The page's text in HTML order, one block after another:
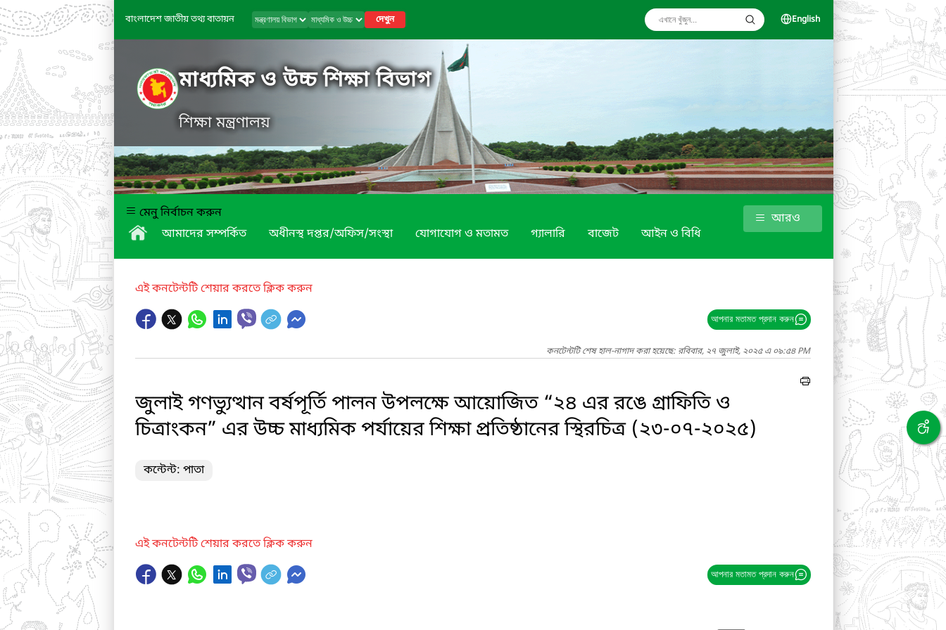
বাংলাদেশ জাতীয় তথ্য বাতায়ন দেখুন English
মাধ্যমিক ও উচ্চ শিক্ষা বিভাগ
শিক্ষা মন্ত্রণালয়
মেনু নির্বাচন করুন
আমাদের সম্পর্কিত
অধীনস্থ দপ্তর/অফিস/সংস্থা যোগাযোগ ও মতামত গ্যালারি বাজেট আইন ও বিধি
আরও
এই কনটেন্টটি শেয়ার করতে ক্লিক করুন
আপনার মতামত প্রদান করুন
কনটেন্টটি শেষ হাল-নাগাদ করা হয়েছে: রবিবার, ২৭ জুলাই, ২০২৫ এ ০৯:৫৪ PM
জুলাই গণভ্যুত্থান বর্ষপূর্তি পালন উপলক্ষে আয়োজিত “২৪ এর রঙে গ্রাফিতি ও
চিত্রাংকন” এর উচ্চ মাধ্যমিক পর্যায়ের শিক্ষা প্রতিষ্ঠানের স্থিরচিত্র (২৩-০৭-২০২৫)
কন্টেন্ট: পাতা
এই কনটেন্টটি শেয়ার করতে ক্লিক করুন
আপনার মতামত প্রদান করুন